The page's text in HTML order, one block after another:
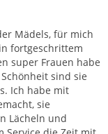
Mädels, für mich
fortgeschrittem
super Frauen habe
sind sie
Ich habe mit
sie
Lächeln und